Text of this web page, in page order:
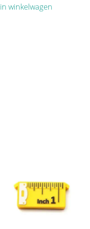
in winkelwagen